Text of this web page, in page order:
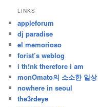
난
글
LINKS
appleforum
dj paradise
el memorioso
forist’s weblog
i th!nk therefore i am
monOmato의 소소한 일상
nowhere in seoul
the3rdeye